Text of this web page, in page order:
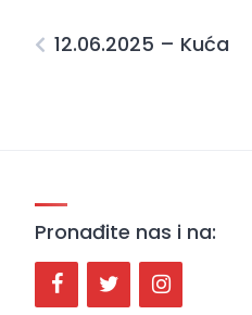
12.06.2025 – Kuća
Pronađite nas i na: